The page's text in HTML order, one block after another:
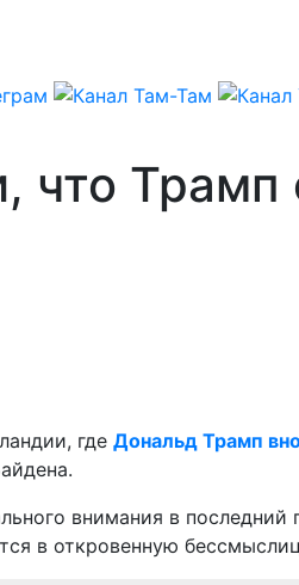
Трамп
где Дональд Трамп
внимания в последний
в откровенную